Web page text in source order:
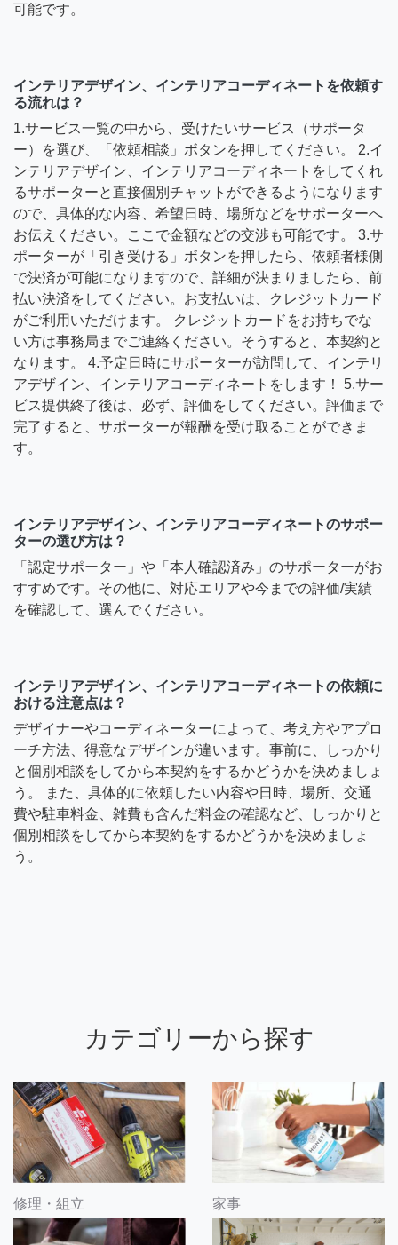
可能です。
インテリアデザイン、インテリアコーディネートを依頼す
る流れは？
1.サービス一覧の中から、受けたいサービス（サポータ
ー）を選び、「依頼相談」ボタンを押してください。 2.イ
ンテリアデザイン、インテリアコーディネートをしてくれ
るサポーターと直接個別チャットができるようになります
ので、具体的な内容、希望日時、場所などをサポーターへ
お伝えください。ここで金額などの交渉も可能です。 3.サ
ポーターが「引き受ける」ボタンを押したら、依頼者様側
で決済が可能になりますので、詳細が決まりましたら、前
払い決済をしてください。お支払いは、クレジットカード
がご利用いただけます。 クレジットカードをお持ちでな
い方は事務局までご連絡ください。そうすると、本契約と
なります。 4.予定日時にサポーターが訪問して、インテリ
アデザイン、インテリアコーディネートをします！ 5.サー
ビス提供終了後は、必ず、評価をしてください。評価まで
完了すると、サポーターが報酬を受け取ることができま
す。
インテリアデザイン、インテリアコーディネートのサポー
ターの選び方は？
「認定サポーター」や「本人確認済み」のサポーターがお
すすめです。その他に、対応エリアや今までの評価/実績
を確認して、選んでください。
インテリアデザイン、インテリアコーディネートの依頼に
おける注意点は？
デザイナーやコーディネーターによって、考え方やアプロ
ーチ方法、得意なデザインが違います。事前に、しっかり
と個別相談をしてから本契約をするかどうかを決めましょ
う。 また、具体的に依頼したい内容や日時、場所、交通
費や駐車料金、雑費も含んだ料金の確認など、しっかりと
個別相談をしてから本契約をするかどうかを決めましょ
う。
カテゴリーから探す
修理・組立 家事